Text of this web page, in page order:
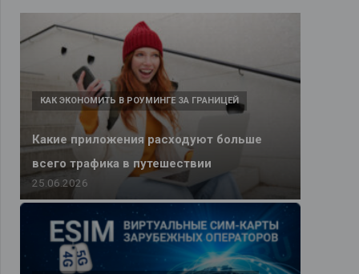
Какие приложения расходуют больше
всего трафика в путешествии
КАК ЭКОНОМИТЬ В РОУМИНГЕ ЗА ГРАНИЦЕЙ
25.06.2026